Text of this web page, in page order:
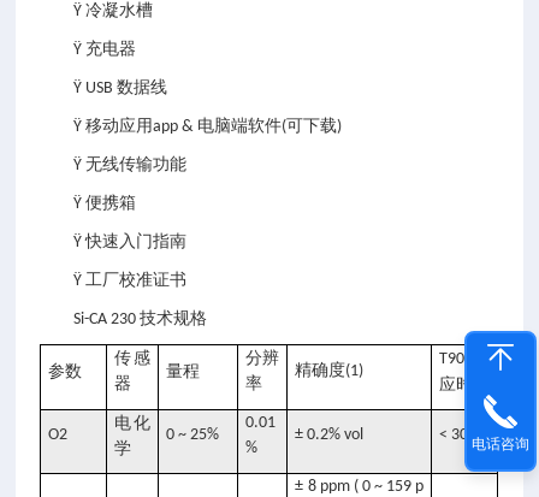
Ÿ冷凝水槽
Ÿ 充电器
Ÿ USB数据线
Ÿ移动应用app & 电脑端软件(可下载)
Ÿ无线传输功能
Ÿ便携箱
Ÿ快速入门指南
Ÿ工厂校准证书
Si-CA 230技术规格
参数
传感
器
量程
分辨
率
精确度(1)
T90
响
应时间
O2
电化
学
0 ~ 25%
0.01
%
± 0.2% vol < 30 s
± 8 ppm ( 0 ~ 159 p
电话咨询